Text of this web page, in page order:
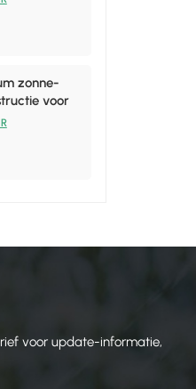
zonne-
voor
voor update-informatie,